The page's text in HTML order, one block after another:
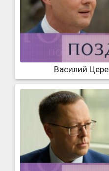
Василий